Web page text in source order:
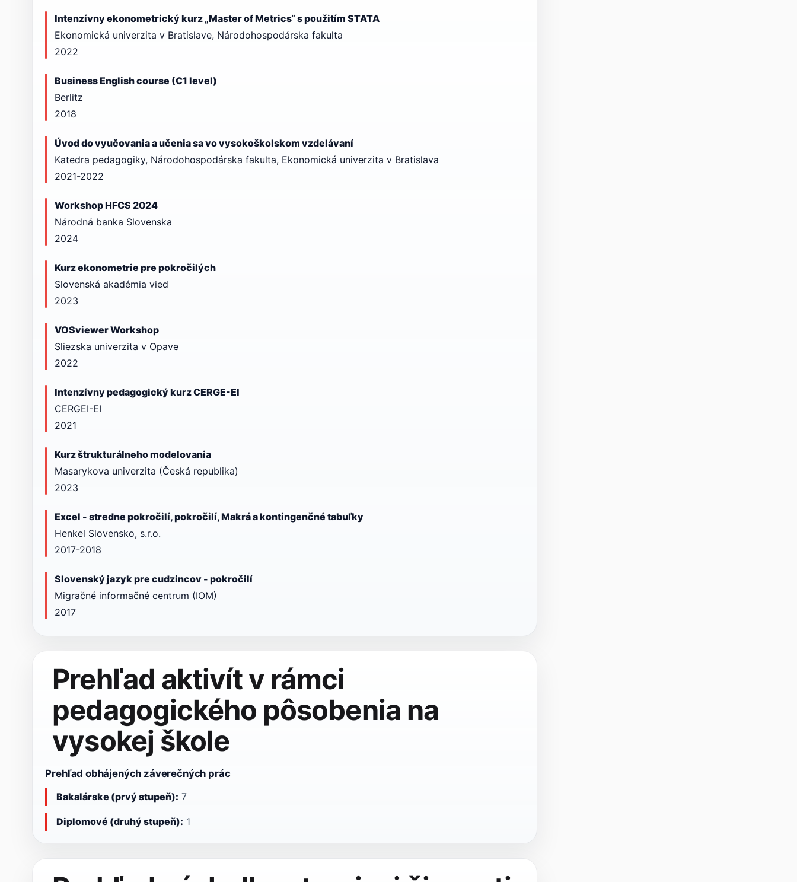
Intenzívny ekonometrický kurz „Master of Metrics“ s použitím STATA
Ekonomická univerzita v Bratislave, Národohospodárska fakulta
2022
Business English course (C1 level)
Berlitz
2018
Úvod do vyučovania a učenia sa vo vysokoškolskom vzdelávaní
Katedra pedagogiky, Národohospodárska fakulta, Ekonomická univerzita v Bratislava
2021-2022
Workshop HFCS 2024
Národná banka Slovenska
2024
Kurz ekonometrie pre pokročilých
Slovenská akadémia vied
2023
VOSviewer Workshop
Sliezska univerzita v Opave
2022
Intenzívny pedagogický kurz CERGE-EI
CERGEI-EI
2021
Kurz štrukturálneho modelovania
Masarykova univerzita (Česká republika)
2023
Excel - stredne pokročilí, pokročilí, Makrá a kontingenčné tabuľky
Henkel Slovensko, s.r.o.
2017-2018
Slovenský jazyk pre cudzincov - pokročilí
Migračné informačné centrum (IOM)
2017
Prehľad aktivít v rámci
pedagogického pôsobenia na
vysokej škole
Prehľad obhájených záverečných prác
Bakalárske (prvý stupeň): 7
Diplomové (druhý stupeň): 1